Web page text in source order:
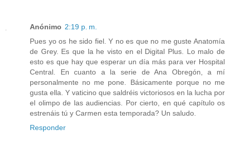
Anónimo 2:19 p. m.
Pues yo os he sido fiel. Y no es que no me guste Anatomía
de Grey. Es que la he visto en el Digital Plus. Lo malo de
esto es que hay que esperar un día más para ver Hospital
Central. En cuanto a la serie de Ana Obregón, a mí
personalmente no me pone. Básicamente porque no me
gusta ella. Y vaticino que saldréis victoriosos en la lucha por
el olimpo de las audiencias. Por cierto, en qué capítulo os
estrenáis tú y Carmen esta temporada? Un saludo.
Responder